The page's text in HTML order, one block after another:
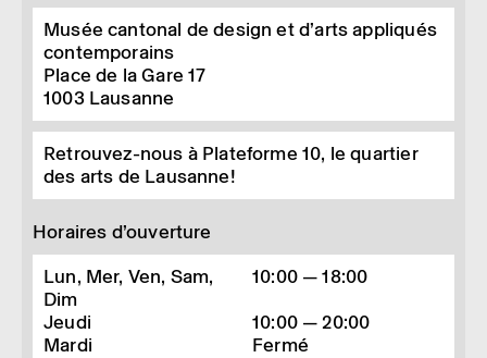
Musée cantonal de design et d’arts appliqués
contemporains
Place de la Gare 17
1003 Lausanne
Retrouvez-nous à Plateforme 10, le quartier
des arts de Lausanne!
Horaires d’ouverture
Lun, Mer, Ven, Sam,
Dim
10:00 — 18:00
Jeudi
10:00 — 20:00
Mardi
Fermé